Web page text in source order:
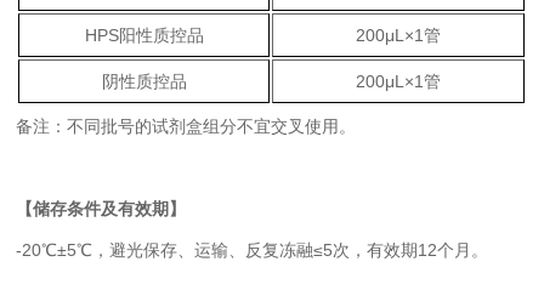
HPS阳性质控品 200μL×1管
阴性质控品 200μL×1管
备注：不同批号的试剂盒组分不宜交叉使用。
【储存条件及有效期】
-20℃±5℃，避光保存、运输、反复冻融≤5次，有效期12个月。